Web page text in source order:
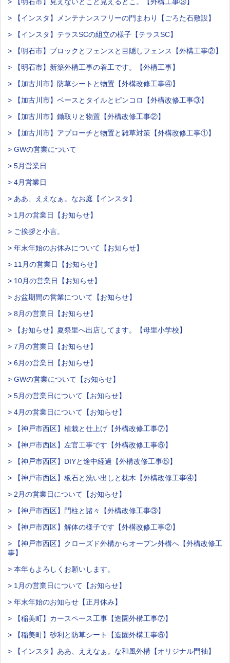
> 【インスタ】メンテナンスフリーの門まわり【ごろた石敷設】
> 【インスタ】テラスSCの組立の様子【テラスSC】
> 【明石市】ブロックとフェンスと目隠しフェンス【外構工事②】
> 【明石市】新築外構工事の着工です。【外構工事】
> 【加古川市】防草シートと物置【外構改修工事④】
> 【加古川市】ベースとタイルとピンコロ【外構改修工事③】
> 【加古川市】鋤取りと物置【外構改修工事②】
> 【加古川市】アプローチと物置と雑草対策【外構改修工事①】
> GWの営業について
> 5月営業日
> 4月営業日
> ああ、ええなぁ。なお庭【インスタ】
> 1月の営業日【お知らせ】
> ご挨拶と小言。
> 年末年始のお休みについて【お知らせ】
> 11月の営業日【お知らせ】
> 10月の営業日【お知らせ】
> お盆期間の営業について【お知らせ】
> 8月の営業日【お知らせ】
> 【お知らせ】夏祭里へ出店してます。【母里小学校】
> 7月の営業日【お知らせ】
> 6月の営業日【お知らせ】
> GWの営業について【お知らせ】
> 5月の営業日について【お知らせ】
> 4月の営業日について【お知らせ】
> 【神戸市西区】植栽と仕上げ【外構改修工事⑦】
> 【神戸市西区】左官工事です【外構改修工事⑥】
> 【神戸市西区】DIYと途中経過【外構改修工事⑤】
> 【神戸市西区】板石と洗い出しと枕木【外構改修工事④】
> 2月の営業日について【お知らせ】
> 【神戸市西区】門柱と諸々【外構改修工事③】
> 【神戸市西区】解体の様子です【外構改修工事②】
> 【神戸市西区】クローズド外構からオープン外構へ【外構改修工
事】
> 本年もよろしくお願いします。
> 1月の営業日について【お知らせ】
> 年末年始のお知らせ【正月休み】
> 【稲美町】カースペース工事【造園外構工事⑦】
> 【稲美町】砂利と防草シート【造園外構工事⑥】
> 【インスタ】ああ、ええなぁ。な和風外構【オリジナル門袖】